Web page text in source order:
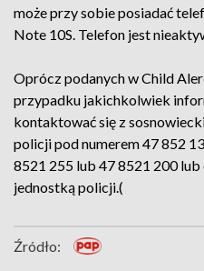
może przy sobie posiadać
Note 10S. Telefon jest
Oprócz podanych w Child
przypadku jakichkolwiek
kontaktować się z
policji pod numerem 47 852
8521 255 lub 47 8521 200
jednostką policji.(
Źródło: